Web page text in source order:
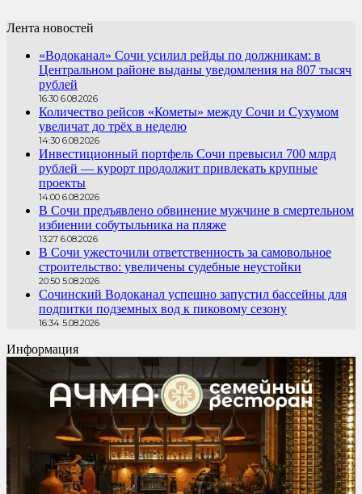
Лента новостей
«Водоканал» Сочи усилил рейды по должникам: в
Центральном районе выданы уведомления на 807 тысяч
рублей
16:30 6.08.2026
Количество рейсов «Кометы» между Сочи и Сухумом
увеличат до трёх в неделю
14:30 6.08.2026
Инвестиционный портфель Сочи превысил 700 млрд
рублей — курорт продолжит привлекать крупные
проекты
14:00 6.08.2026
В Сочи предъявлено обвинение мужчине в смертельном
избиении собутыльника на пляже
13:27 6.08.2026
В Сочи ужесточили ответственность за самовольное
строительство: увеличены судебные неустойки
20:50 5.08.2026
Сочинский Водоканал успешно запустил бассейны для
подпитки подземных вод к пиковому сезону
16:34 5.08.2026
Информация